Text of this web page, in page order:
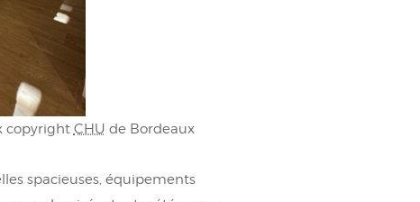
copyright CHU de Bordeaux
spacieuses, équipements